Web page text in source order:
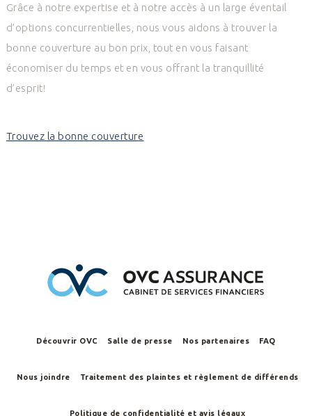
Grâce à notre expertise et à notre accès à un large éventail
d’options concurrentielles, nous vous aidons à trouver la
bonne couverture au bon prix, tout en vous faisant
économiser du temps et en vous offrant la tranquillité
d’esprit!
Trouvez la bonne couverture
Découvrir OVC Salle de presse Nos partenaires FAQ
Nous joindre Traitement des plaintes et règlement de différends
Politique de confidentialité et avis légaux